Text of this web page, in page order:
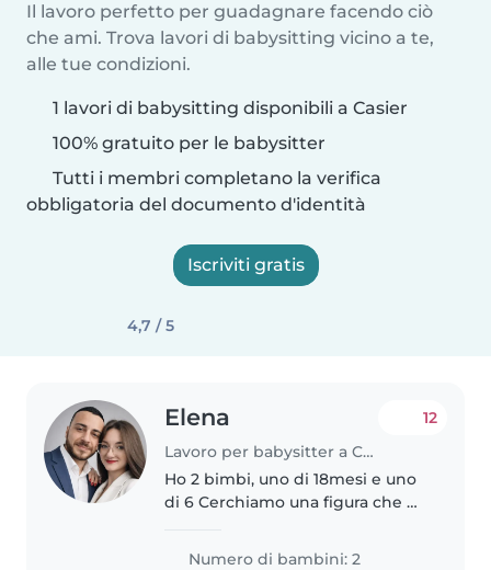
Il lavoro perfetto per guadagnare facendo ciò
che ami. Trova lavori di babysitting vicino a te,
alle tue condizioni.
1 lavori di babysitting disponibili a Casier
100% gratuito per le babysitter
Tutti i membri completano la verifica
obbligatoria del documento d'identità
Iscriviti gratis
4,7 / 5
Elena
Lavoro per babysitter a Casier
12
Ho 2 bimbi, uno di 18mesi e uno
di 6 Cerchiamo una figura che mi
mentro lavoro.
Numero di bambini: 2